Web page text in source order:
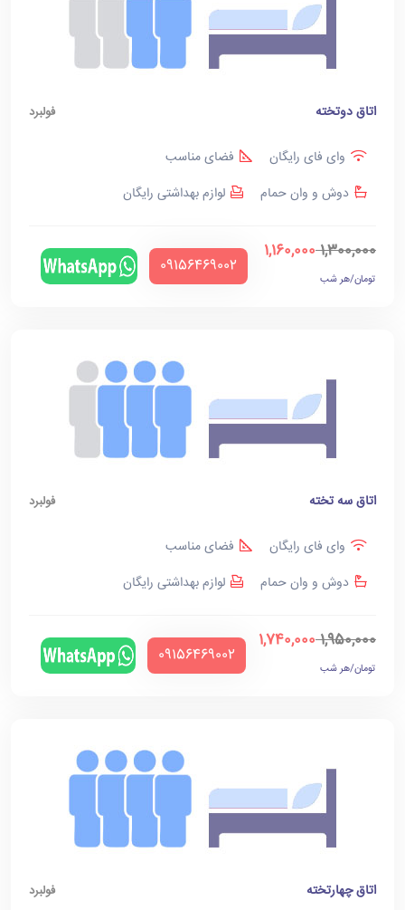
اتاق دوتخته فولبرد
وای فای رایگان
فضای مناسب
دوش و وان حمام
لوازم بهداشتی رایگان
1,300,000
1,160,000
تومان/هر شب
‪09156469002‬
اتاق سه تخته فولبرد
وای فای رایگان
فضای مناسب
دوش و وان حمام
لوازم بهداشتی رایگان
1,950,000
1,740,000
تومان/هر شب
‪09156469002‬
اتاق چهارتخته فولبرد